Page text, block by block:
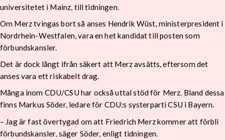
universitetet i Mainz, till tidningen.
Om Merz tvingas bort så anses Hendrik Wüst, ministerpresident i
Nordrhein-Westfalen, vara en het kandidat till posten som
förbundskansler.
Det är dock långt ifrån säkert att Merz avsätts, eftersom det
anses vara ett riskabelt drag.
Många inom CDU/CSU har också uttal stöd för Merz. Bland dessa
finns Markus Söder, ledare för CDU:s systerparti CSU i Bayern.
– Jag är fast övertygad om att Friedrich Merz kommer att förbli
förbundskansler, säger Söder, enligt tidningen.